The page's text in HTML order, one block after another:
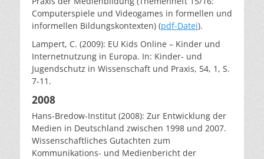
Computerspiele und Videogames in formellen und
informellen Bildungskontexten) (pdf-Datei).
Lampert, C. (2009): EU Kids Online – Kinder und
Internetnutzung in Europa. In: Kinder- und
Jugendschutz in Wissenschaft und Praxis, 54, 1, S.
7-11.
2008
Hans-Bredow-Institut (2008): Zur Entwicklung der
Medien in Deutschland zwischen 1998 und 2007.
Wissenschaftliches Gutachten zum
Kommunikations- und Medienbericht der